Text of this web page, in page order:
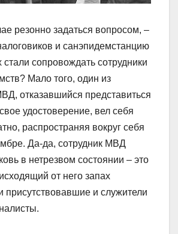
резонно задаться вопросом, –
и санэпидемстанцию
стали сопровождать сотрудники
Мало того, один из
отказавшийся представиться
удостоверение, вел себя
распространяя вокруг себя
Да-да, сотрудник МВД
в нетрезвом состоянии – это
от него запах
присутствовавшие и служители